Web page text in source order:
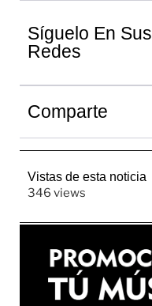
Síguelo En Sus
Redes
Comparte
Vistas de esta noticia
346 views